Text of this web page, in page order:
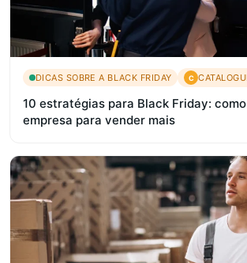
DICAS SOBRE A BLACK FRIDAY C
10 estratégias para Black Friday:
empresa para vender mais